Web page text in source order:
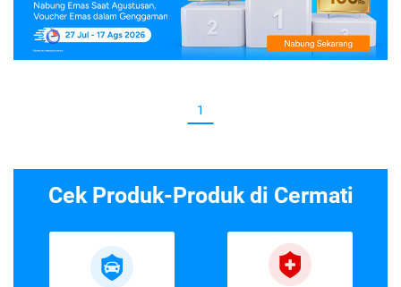
1
Cek Produk-Produk di Cermati